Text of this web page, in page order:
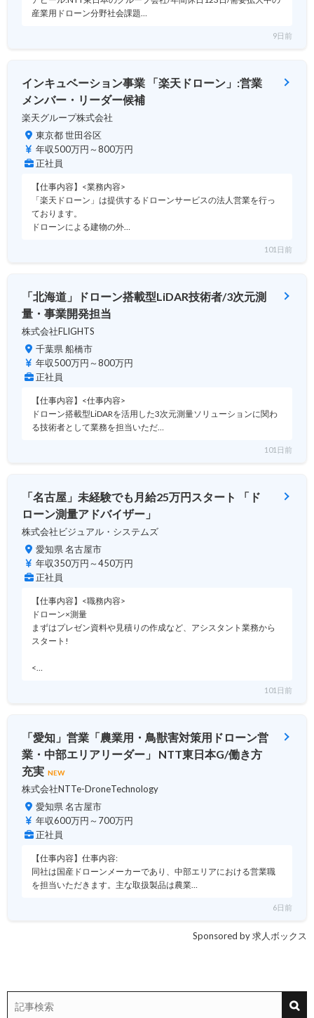
産業用ドローン分野社会課題…
9日前
インキュベーション事業 「楽天ドローン」:営業
メンバー・リーダー候補
楽天グループ株式会社
東京都 世田谷区
年収500万円～800万円
正社員
【仕事内容】<業務内容>
「楽天ドローン」は提供するドローンサービスの法人営業を行っ
ております。
ドローンによる建物の外…
101日前
「北海道」ドローン搭載型LiDAR技術者/3次元測
量・事業開発担当
株式会社FLIGHTS
千葉県 船橋市
年収500万円～800万円
正社員
【仕事内容】<仕事内容>
ドローン搭載型LiDARを活用した3次元測量ソリューションに関わ
る技術者として業務を担当いただ…
101日前
「名古屋」未経験でも月給25万円スタート 「ド
ローン測量アドバイザー」
株式会社ビジュアル・システムズ
愛知県 名古屋市
年収350万円～450万円
正社員
【仕事内容】<職務内容>
ドローン×測量
まずはプレゼン資料や見積りの作成など、アシスタント業務から
スタート!
<…
101日前
「愛知」営業「農業用・鳥獣害対策用ドローン営
業・中部エリアリーダー」 NTT東日本G/働き方
充実 NEW
株式会社NTTe-DroneTechnology
愛知県 名古屋市
年収600万円～700万円
正社員
【仕事内容】仕事内容:
同社は国産ドローンメーカーであり、中部エリアにおける営業職
を担当いただきます。主な取扱製品は農業…
6日前
Sponsored by 求人ボックス